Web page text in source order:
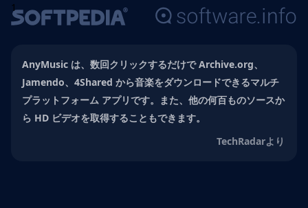
1
AnyMusic は、数回クリックするだけで Archive.org、
Jamendo、4Shared から音楽をダウンロードできるマルチ
プラットフォーム アプリです。また、他の何百ものソースか
ら HD ビデオを取得することもできます。
TechRadarより